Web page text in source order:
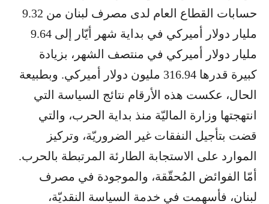
حسابات القطاع العام لدى مصرف لبنان من 9.32
مليار دولار أميركي في بداية شهر أيّار إلى 9.64
مليار دولار أميركي في منتصف الشهر، بزيادة
كبيرة قدرها 316.94 مليون دولار أميركي. وبطبيعة
الحال، عكست هذه الأرقام نتائج السياسة التي
انتهجتها وزارة الماليّة منذ بداية الحرب، والتي
قضت بتأجيل النفقات غير الضروريّة، وتركيز
الموارد على الاستجابة الطارئة المرتبطة بالحرب.
أمّا الفوائض المُحقّقة، والموجودة في مصرف
لبنان، فأسهمت في خدمة السياسة النقديّة،